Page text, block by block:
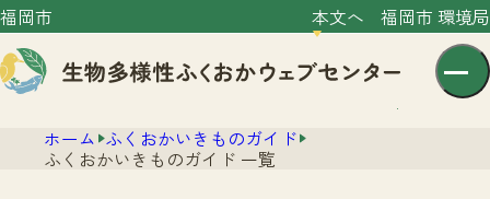
福岡市 本文へ 福岡市 環境局
ホーム ふくおかいきものガイド
ふくおかいきものガイド 一覧